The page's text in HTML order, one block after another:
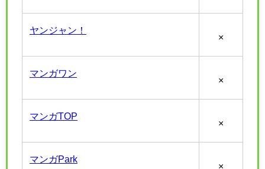
ヤンジャン！
×
マンガワン
×
マンガTOP
×
マンガPark
×